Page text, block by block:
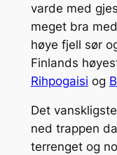
varde med
meget bra
høye fjell sør
Finlands
Rihpogaisi og
Det
ned trappen
terrenget og